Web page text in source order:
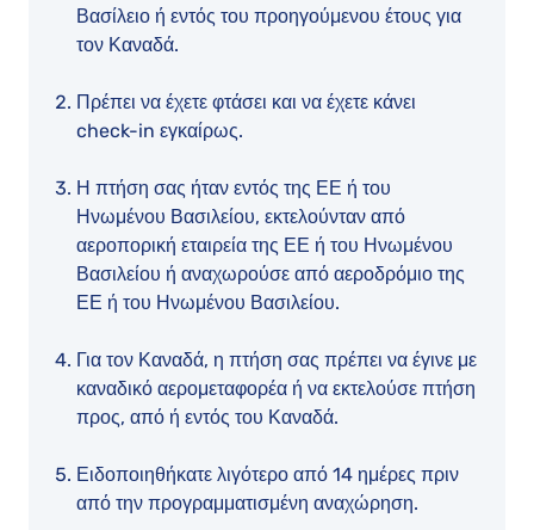
Βασίλειο ή εντός του προηγούμενου έτους για
τον Καναδά.
Πρέπει να έχετε φτάσει και να έχετε κάνει
check-in εγκαίρως.
Η πτήση σας ήταν εντός της ΕΕ ή του
Ηνωμένου Βασιλείου, εκτελούνταν από
αεροπορική εταιρεία της ΕΕ ή του Ηνωμένου
Βασιλείου ή αναχωρούσε από αεροδρόμιο της
ΕΕ ή του Ηνωμένου Βασιλείου.
Για τον Καναδά, η πτήση σας πρέπει να έγινε με
καναδικό αερομεταφορέα ή να εκτελούσε πτήση
προς, από ή εντός του Καναδά.
Ειδοποιηθήκατε λιγότερο από 14 ημέρες πριν
από την προγραμματισμένη αναχώρηση.